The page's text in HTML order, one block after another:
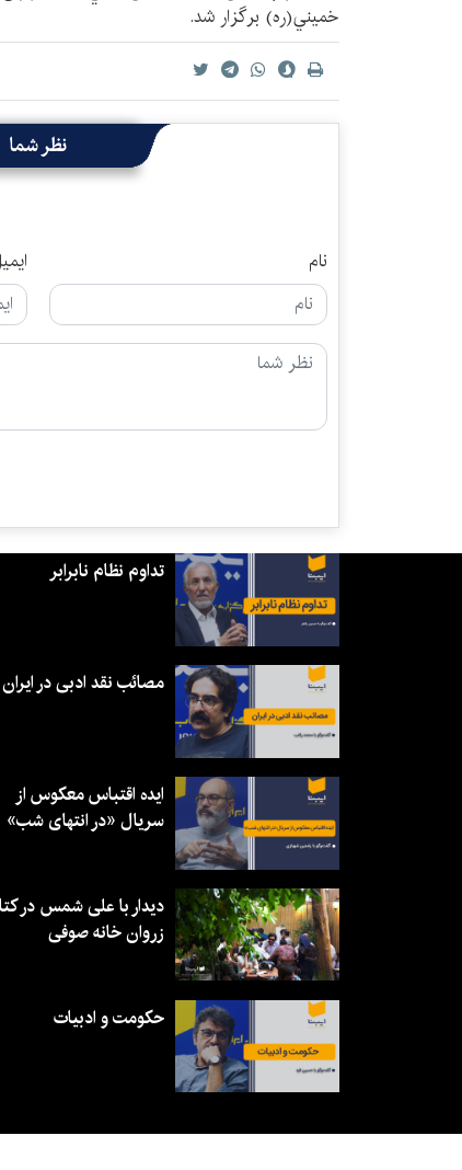
خميني(ره) برگزار شد.
نظر شما
نام
تداوم نظام نابرابر
مصائب نقد ادبی در ایران
ایده اقتباس معکوس از
سریال «در انتهای شب»
دیدار با علی شمس در
زروان خانه صوفی
حکومت و ادبیات